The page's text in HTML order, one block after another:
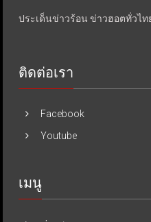
ประเด็นข่าวร้อน ข่าวฮอตทั่วไท
ติดต่อเรา
Facebook
Youtube
เมนู